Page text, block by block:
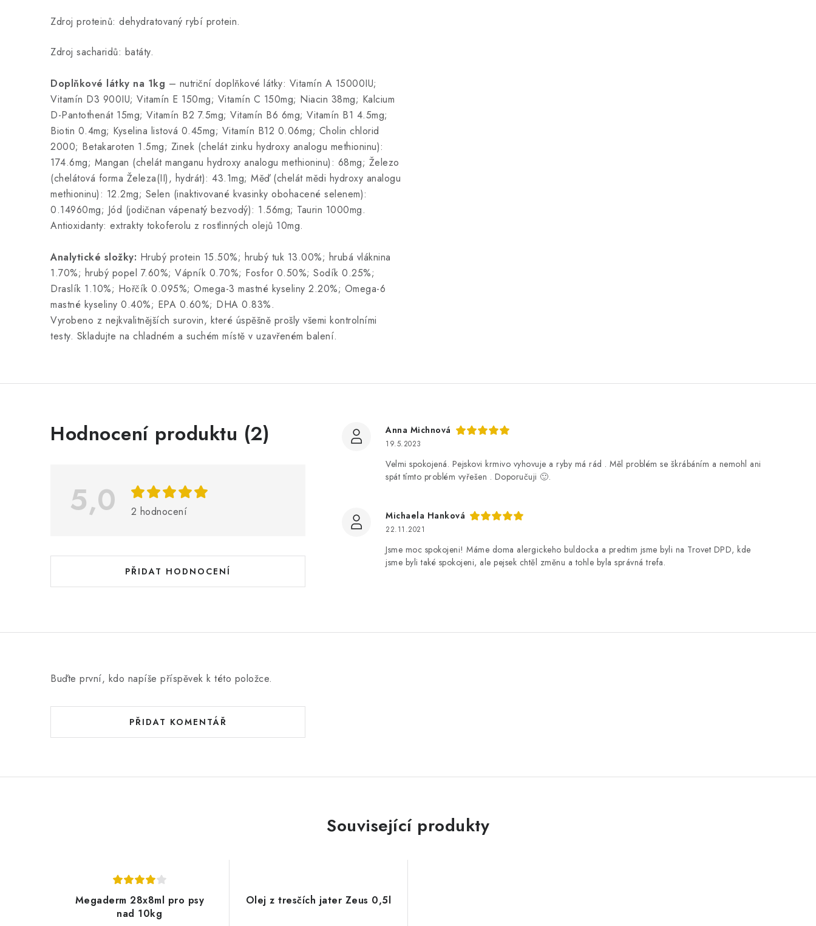
Zdroj proteinů: dehydratovaný rybí protein.
Zdroj sacharidů: batáty.
Doplňkové látky na 1kg – nutriční doplňkové látky: Vitamín A 15000IU;
Vitamín D3 900IU; Vitamín E 150mg; Vitamín C 150mg; Niacin 38mg; Kalcium
D-Pantothenát 15mg; Vitamín B2 7.5mg; Vitamín B6 6mg; Vitamín B1 4.5mg;
Biotin 0.4mg; Kyselina listová 0.45mg; Vitamín B12 0.06mg; Cholin chlorid
2000; Betakaroten 1.5mg; Zinek (chelát zinku hydroxy analogu methioninu):
174.6mg; Mangan (chelát manganu hydroxy analogu methioninu): 68mg; Železo
(chelátová forma Železa(II), hydrát): 43.1mg; Měď (chelát mědi hydroxy analogu
methioninu): 12.2mg; Selen (inaktivované kvasinky obohacené selenem):
0.14960mg; Jód (jodičnan vápenatý bezvodý): 1.56mg; Taurin 1000mg.
Antioxidanty: extrakty tokoferolu z rostlinných olejů 10mg.
Analytické složky: Hrubý protein 15.50%; hrubý tuk 13.00%; hrubá vláknina
1.70%; hrubý popel 7.60%; Vápník 0.70%; Fosfor 0.50%; Sodík 0.25%;
Draslík 1.10%; Hořčík 0.095%; Omega-3 mastné kyseliny 2.20%; Omega-6
mastné kyseliny 0.40%; EPA 0.60%; DHA 0.83%.
Vyrobeno z nejkvalitnějších surovin, které úspěšně prošly všemi kontrolními
testy. Skladujte na chladném a suchém místě v uzavřeném balení.
Hodnocení produktu (2)
5,0 2 hodnocení
PŘIDAT HODNOCENÍ
V
o
n
c
n
Anna Michnová
19.5.2023
Velmi spokojená. Pejskovi krmivo vyhovuje a ryby má rád . Měl problém se škrábáním a nemohl ani
spát tímto problém vyřešen . Doporučuji 🙂.
Michaela Hanková
22.11.2021
Jsme moc spokojeni! Máme doma alergickeho buldocka a predtim jsme byli na Trovet DPD, kde
jsme byli také spokojeni, ale pejsek chtěl změnu a tohle byla správná trefa.
Buďte první, kdo napíše příspěvek k této položce.
PŘIDAT KOMENTÁŘ
Související produkty
Megaderm 28x8ml pro psy
nad 10kg
Olej z tresčích jater Zeus 0,5l